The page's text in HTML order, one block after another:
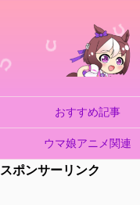
おすすめ記事
ウマ娘アニメ関連
スポンサーリンク